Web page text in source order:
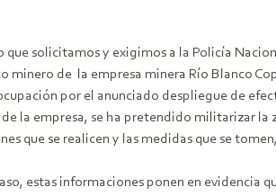
que solicitamos y exigimos a la Policía
minero de la empresa minera Río Blanco
por el anunciado despliegue de
la empresa, se ha pretendido militarizar la
que se realicen y las medidas que se
estas informaciones ponen en evidencia